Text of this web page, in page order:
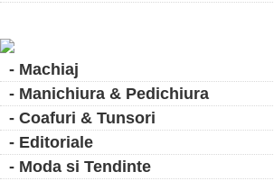
- Machiaj
- Manichiura & Pedichiura
- Coafuri & Tunsori
- Editoriale
- Moda si Tendinte